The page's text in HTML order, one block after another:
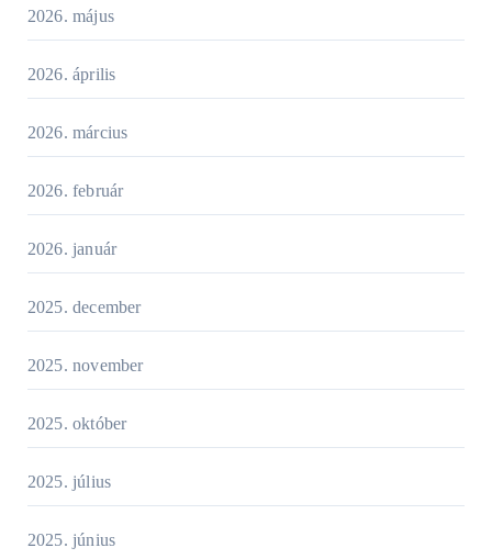
2026. május
2026. április
2026. március
2026. február
2026. január
2025. december
2025. november
2025. október
2025. július
2025. június